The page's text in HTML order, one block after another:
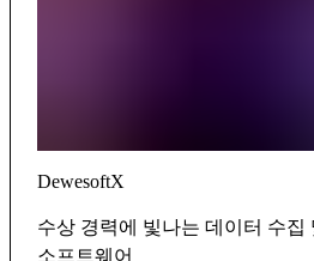
DewesoftX
수상 경력에 빛나는 데이터 수집
소프트웨어